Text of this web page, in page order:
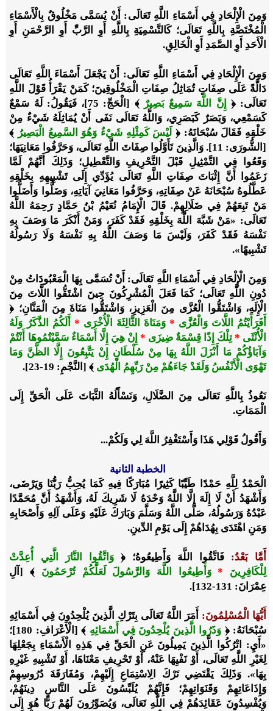
وَمِنَ الْإِلْحَادِ فِي أَسْمَاءِ اللَّهِ تَعَالَى: أَنْ يُسَمَّى مَخْلُوقٌ بِالْأَسْمَاءِ
الْمُخْتَصَّةِ بِاللَّهِ تَعَالَى؛ كَالتَّسْمِيَةِ بِاللَّهِ أَوِ الرَّبِّ أَوِ الرَّحْمَنِ أَوِ
الْأَحَدِ أَوِ الصَّمَدِ أَوِ الْخَالِقِ.
وَمِنَ الْإِلْحَادِ فِي أَسْمَاءِ اللَّهِ تَعَالَى: أَنْ يَجْعَلَ أَسْمَاءَ اللَّهِ تَعَالَى
دَالَّةً عَلَى صِفَاتٍ تُمَاثِلُ صِفَاتِ الْمَخْلُوقِينَ؛ كَمَنْ يَقْرَأُ قَوْلَ اللَّهِ
تَعَالَى:﴿ إِنَّ اللَّهَ سَمِيعٌ بَصِيرٌ ﴾
[الْحَجِّ: 75]، فَيَقُولُ: لَهُ سَمْعٌ
كَسَمْعِي، وَبَصَرٌ كَبَصَرِي، وَاللَّهُ تَعَالَى نَفَى أَنْ يُمَاثِلَهُ شَيْءٌ مِنْ
خَلْقِهِ فَقَالَ سُبْحَانَهُ: ﴿ لَيْسَ كَمِثْلِهِ شَيْءٌ وَهُوَ السَّمِيعُ الْبَصِيرُ ﴾
[الشُّورَى: 11]. وَالَّذِينَ تَأَوَّلُوا صِفَاتَ اللَّهِ تَعَالَى، وَحَرَّفُوا مَعَانِيَهَا؛
وَقَعُوا فِي التَّمْثِيلِ قَبْلَ التَّحْرِيفِ وَالتَّعْطِيلِ؛ وَذَلِكَ أَنَّهُمْ لَمَّا
زَعَمُوا أَنَّ إِثْبَاتَ صِفَاتِ اللَّهِ تَعَالَى يُؤَدِّي إِلَى تَشْبِيهِهِ بِخَلْقِهِ
عَطَّلُوهُ سُبْحَانَهُ عَنْ صِفَاتِهِ، وَحَرَّفُوا مَعَانِيَ آيَاتِهِ، وَضَلُّوا وَأَضَلُّوا
مَنْ تَبِعَهُمْ فِي ضَلَالِهِمْ. قَالَ الْإِمَامُ نُعَيْمُ بْنُ حَمَّادٍ رَحِمَهُ اللَّهُ
تَعَالَى: «مَنْ شَبَّهَ اللَّهَ بِخَلْقِهِ فَقَدْ كَفَرَ، وَمَنْ أَنْكَرَ مَا وَصَفَ بِهِ
نَفْسَهُ فَقَدْ كَفَرَ، وَلَيْسَ مَا وَصَفَ اللَّهُ بِهِ نَفْسَهُ وَلَا رَسُولُهُ
تَشْبِيهًا».
وَمِنَ الْإِلْحَادِ فِي أَسْمَاءِ اللَّهِ تَعَالَى: أَنْ تُسَمَّى بِهَا الْمَعْبُودَاتُ مِنْ
دُونِ اللَّهِ تَعَالَى؛ كَمَا فَعَلَ الْمُشْرِكُونَ حِينَ اشْتَقُّوا اللَّاتَ مِنَ
الْإِلَهِ، وَاشْتَقُّوا الْعُزَّى مِنَ الْعَزِيزِ، وَاشْتَقُّوا مَنَاةَ مِنَ الْمَنَّانِ؛ ﴿
أَفَرَأَيْتُمُ اللَّاتَ وَالْعُزَّى * وَمَنَاةَ الثَّالِثَةَ الْأُخْرَى * أَلَكُمُ الذَّكَرُ وَلَهُ
الْأُنْثَى * تِلْكَ إِذًا قِسْمَةٌ ضِيزَى * إِنْ هِيَ إِلَّا أَسْمَاءٌ سَمَّيْتُمُوهَا أَنْتُمْ
وَآبَاؤُكُمْ مَا أَنْزَلَ اللَّهُ بِهَا مِنْ سُلْطَانٍ إِنْ يَتَّبِعُونَ إِلَّا الظَّنَّ وَمَا
تَهْوَى الْأَنْفُسُ وَلَقَدْ جَاءَهُمْ مِنْ رَبِّهِمُ الْهُدَى ﴾ [النَّجْمِ: 19-23].
نَعُوذُ بِاللَّهِ تَعَالَى مِنَ الضَّلَالِ، وَنَسْأَلُهُ الثَّبَاتَ عَلَى الْحَقِّ إِلَى
الْمَمَاتِ.
وَأَقُولُ قَوْلِي هَذَا وَأَسْتَغْفِرُ اللَّهَ لِي وَلَكُمْ...
الخطبة الثانية
الْحَمْدُ لِلَّهِ حَمْدًا طَيِّبًا كَثِيرًا مُبَارَكًا فِيهِ كَمَا يُحِبُّ رَبُّنَا وَيَرْضَى،
وَأَشْهَدُ أَنْ لَا إِلَهَ إِلَّا اللَّهُ وَحْدَهُ لَا شَرِيكَ لَهُ، وَأَشْهَدُ أَنَّ مُحَمَّدًا
عَبْدُهُ وَرَسُولُهُ، صَلَّى اللَّهُ وَسَلَّمَ وَبَارَكَ عَلَيْهِ وَعَلَى آلِهِ وَأَصْحَابِهِ
وَمَنِ اهْتَدَى بِهُدَاهُمْ إِلَى يَوْمِ الدِّينِ.
أَمَّا بَعْدُ: فَاتَّقُوا اللَّهَ وَأَطِيعُوهُ؛﴿وَاتَّقُوا النَّارَ الَّتِي أُعِدَّتْ
لِلْكَافِرِينَ *وَأَطِيعُوا اللَّهَ وَالرَّسُولَ لَعَلَّكُمْ تُرْحَمُونَ ﴾[آلِ
عِمْرَانَ: 131-132].
أَيُّهَا الْمُسْلِمُونَ: أَمَرَ اللَّهُ تَعَالَى بِتَرْكِ الَّذِينَ يُلْحِدُونَ فِي أَسْمَائِهِ
سُبْحَانَهُ:﴿ وَذَرُوا الَّذِينَ يُلْحِدُونَ فِي أَسْمَائِهِ ﴾
[الْأَعْرَافِ: 180]؛
«أَيِ: اتْرُكُوا الَّذِينَ يَمِيلُونَ عَنِ الْحَقِّ فِي هَذِهِ الْأَسْمَاءِ بِجَعْلِهَا
لِغَيْرِ اللَّهِ تَعَالَى، أَوْ نَفْيِهَا عَنْهُ، أَوْ تَحْرِيفِ مَعْنَاهَا، أَوْ تَشْبِيهِ غَيْرِهِ
بِهَا». وَذَلِكَ يَقْتَضِي تَرْكَ الِاسْتِمَاعِ إِلَيْهِمْ، وَمُفَارَقَةَ دُرُوسِهِمْ
وَإِذَاعَاتِهِمْ وَقَنَوَاتِهِمْ؛ فَإِنَّهُمْ يُلَبِّسُونَ عَلَى النَّاسِ دِينَهُمْ،
وَيُفْسِدُونَ عَقَائِدَهُمْ فِي اللَّهِ تَعَالَى، وَيُصَوِّرُونَ لَهُمْ رَبًّا هُوَ إِلَى